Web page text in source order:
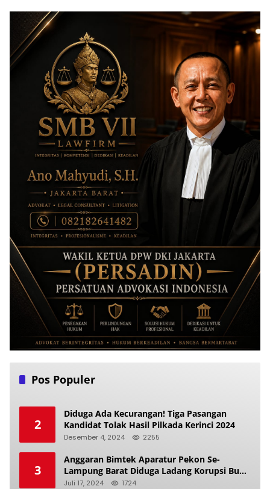
Pos Populer
2
Diduga Ada Kecurangan! Tiga Pasangan
Kandidat Tolak Hasil Pilkada Kerinci 2024
Desember 4, 2024 2255
3
Anggaran Bimtek Aparatur Pekon Se-
Lampung Barat Diduga Ladang Korupsi Buat
Makan Anak Istri
Juli 17, 2024 1724